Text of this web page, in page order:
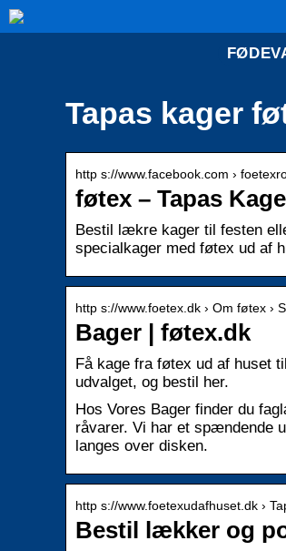
Tapas kager
http s://www.facebook.com ›
føtex – Tapas
Bestil lækre kager til festen
specialkager med føtex ud af
http s://www.foetex.dk › Om føtex ›
Bager | føtex.dk
Få kage fra føtex ud af huset
udvalget, og bestil her.
Hos Vores Bager finder du
råvarer. Vi har et spændende
langes over disken.
http s://www.foetexudafhuset.dk ›
Bestil lækker og